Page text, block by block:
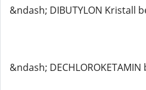
&ndash; DIBUTYLON Kristall
&ndash;